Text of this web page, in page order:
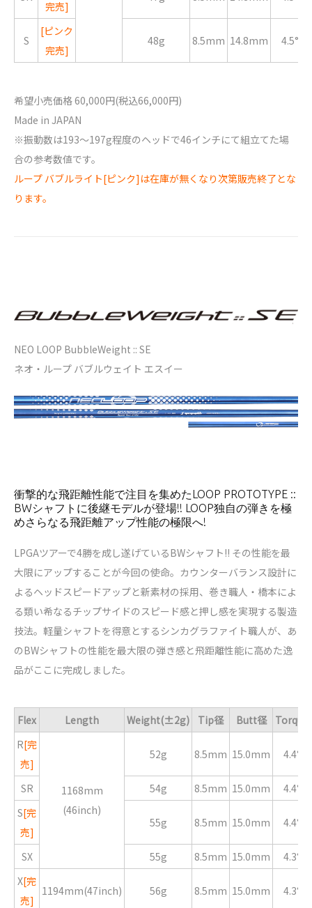
完売]
S
[ピンク
完売]
48g 8.5mm 14.8mm 4.5°
希望小売価格 60,000円(税込66,000円)
Made in JAPAN
※振動数は193〜197g程度のヘッドで46インチにて組立てた場
合の参考数値です。
ループ バブルライト[ピンク]は在庫が無くなり次第販売終了とな
ります。
NEO LOOP BubbleWeight :: SE
ネオ・ループ バブルウェイト エスイー
衝撃的な飛距離性能で注目を集めたLOOP PROTOTYPE ::
BWシャフトに後継モデルが登場!! LOOP独自の弾きを極
めさらなる飛距離アップ性能の極限へ!
LPGAツアーで4勝を成し遂げているBWシャフト!! その性能を最
大限にアップすることが今回の使命。カウンターバランス設計に
よるヘッドスピードアップと新素材の採用、巻き職人・橋本によ
る類い希なるチップサイドのスピード感と押し感を実現する製造
技法。軽量シャフトを得意とするシンカグラファイト職人が、あ
のBWシャフトの性能を最大限の弾き感と飛距離性能に高めた逸
品がここに完成しました。
Flex Length Weight(±2g) Tip径 Butt径
Torque
R[完
売]
1168mm
(46inch)
52g 8.5mm 15.0mm 4.4°
SR 54g 8.5mm 15.0mm
4.4°
S[完
売]
55g 8.5mm 15.0mm 4.4°
SX 55g 8.5mm 15.0mm
4.3°
X[完
売]
1194mm(47inch) 56g 8.5mm 15.0mm 4.3°